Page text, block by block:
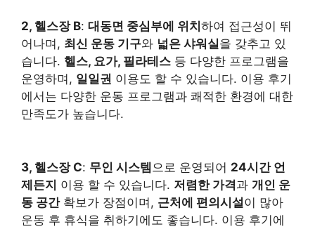
2, 헬스장 B: 대동면 중심부에 위치 하여 접근성이 뛰
어나며, 최신 운동 기구와 넓은 샤워실을 갖추고 있
습니다. 헬스, 요가, 필라테스 등 다양한 프로그램을
운영하며, 일일권 이용도 할 수 있습니다. 이용 후기
에서는 다양한 운동 프로그램과 쾌적한 환경에 대한
만족도가 높습니다.
3, 헬스장 C: 무인 시스템으로 운영되어 24시간 언
제든지 이용 할 수 있습니다. 저렴한 가격과 개인 운
동 공간확보가 장점이며, 근처에 편의시설이 많아
운동 후 휴식을 취하기에도 좋습니다. 이용 후기에